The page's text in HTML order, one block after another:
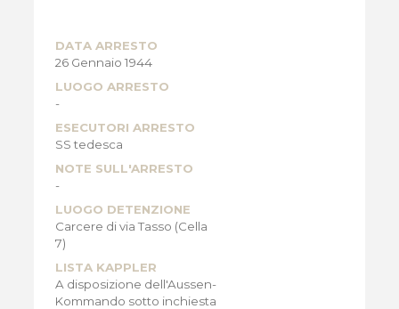
DATA ARRESTO
26 Gennaio 1944
LUOGO ARRESTO
-
ESECUTORI ARRESTO
SS tedesca
NOTE SULL'ARRESTO
-
LUOGO DETENZIONE
Carcere di via Tasso (Cella
7)
LISTA KAPPLER
A disposizione dell'Aussen-
Kommando sotto inchiesta